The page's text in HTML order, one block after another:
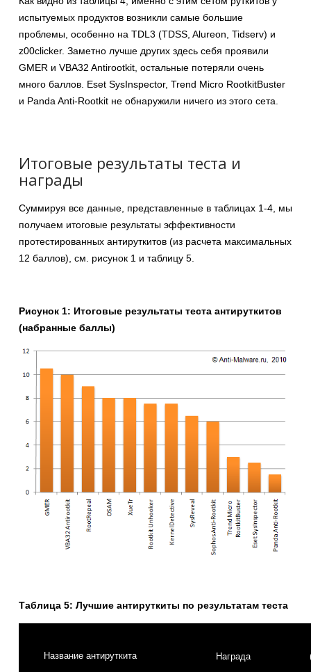
испытуемых продуктов возникли самые большие
проблемы, особенно на TDL3 (TDSS, Alureon, Tidserv) и
z00clicker. Заметно лучше других здесь себя проявили
GMER и VBA32 Antirootkit, остальные потеряли очень
много баллов. Eset SysInspector, Trend Micro RootkitBuster
и Panda Anti-Rootkit не обнаружили ничего из этого сета.
Итоговые результаты теста и
награды
Суммируя все данные, представленные в таблицах 1-4, мы
получаем итоговые результаты эффективности
протестированных антируткитов (из расчета максимальных
12 баллов), см. рисунок 1 и таблицу 5.
Рисунок 1: Итоговые результаты теста антируткитов
(набранные баллы)
Таблица 5: Лучшие антируткиты по результатам теста
Название антируткита Награда